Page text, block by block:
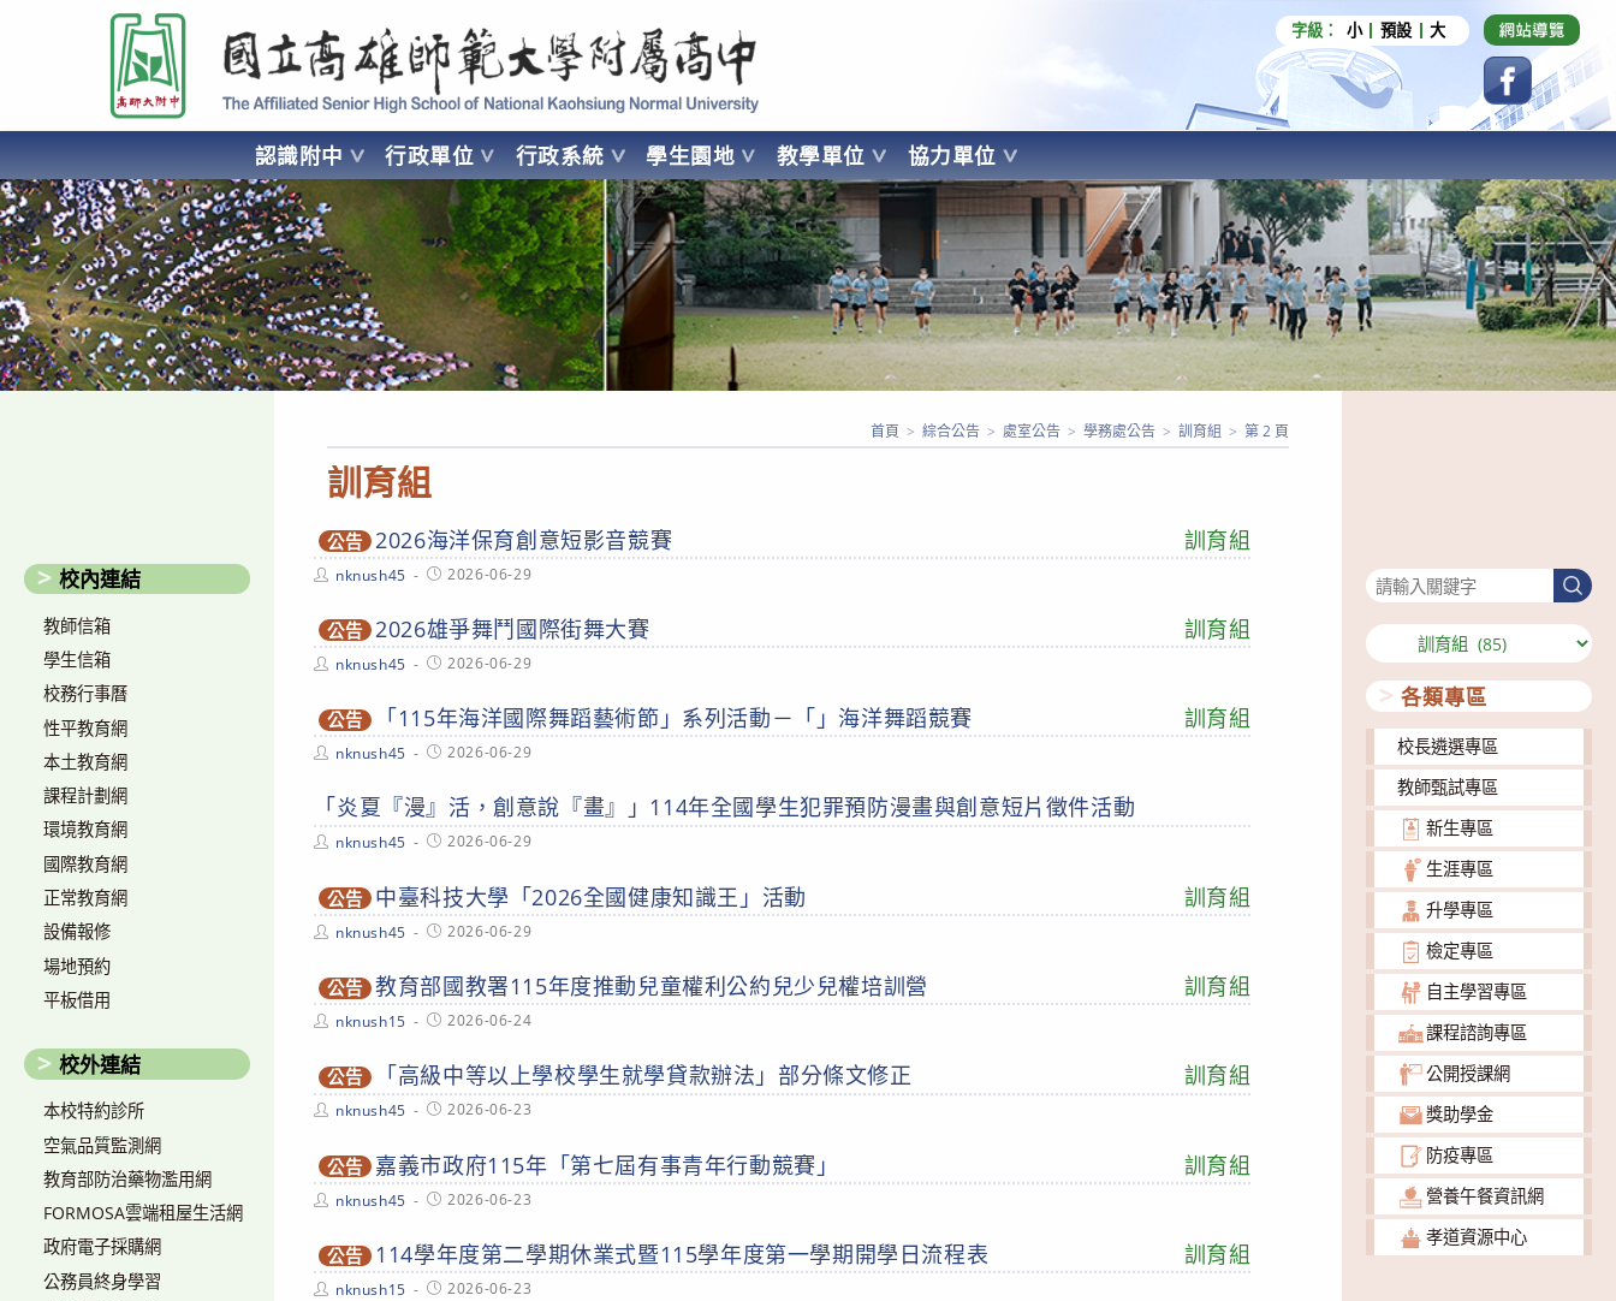
要
容
國立高雄師範大學附屬高級中學 Affiliated Senior High School of National Kaohsiung Normal University
字級： 小 預設 大
認識附中 行政單位 行政系統 學生園地 教學單位 協力單位
AFFILIATED SENIOR HIGH SCHOOL OF NATIONAL KAOHSIUNG NORMAL UNIVERSITY
訓育組
首頁 > 綜合公告 > 處室公告 > 學務處公告 > 訓育組 > 第 2 頁
公告 訓育組
2026海洋保育創意短影音競賽
Postnknush45
Post2026-06-29
公告 訓育組
2026雄爭舞鬥國際街舞大賽
Postnknush45
Post2026-06-29
公告 訓育組
「115年海洋國際舞蹈藝術節」系列活動－「」海洋舞蹈競賽
Postnknush45
Post2026-06-29
「炎夏『漫』活，創意說『畫』」114年全國學生犯罪預防漫畫與創意短片徵件活動
Postnknush45
Post2026-06-29
公告 訓育組
中臺科技大學「2026全國健康知識王」活動
Postnknush45
Post2026-06-29
公告 訓育組
教育部國教署115年度推動兒童權利公約兒少兒權培訓營
Postnknush15
Post2026-06-24
公告 訓育組
「高級中等以上學校學生就學貸款辦法」部分條文修正
Postnknush45
Post2026-06-23
公告 訓育組
嘉義市政府115年「第七屆有事青年行動競賽」
Postnknush45
Post2026-06-23
公告 訓育組
114學年度第二學期休業式暨115學年度第一學期開學日流程表
Postnknush15
Post2026-06-23
校內連結
教師信箱
學生信箱
校務行事曆
性平教育網
本土教育網
課程計劃網
環境教育網
國際教育網
正常教育網
設備報修
場地預約
平板借用
校外連結
本校特約診所
空氣品質監測網
教育部防治藥物濫用網
FORMOSA雲端租屋生活網
政府電子採購網
公務員終身學習
搜
尋
分
類
各類專區
校長遴選專區
教師甄試專區
新生專區
生涯專區
升學專區
檢定專區
自主學習專區
課程諮詢專區
公開授課網
獎助學金
防疫專區
營養午餐資訊網
孝道資源中心